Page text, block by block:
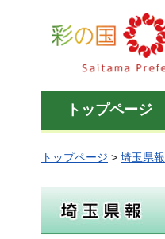
彩の国 埼玉県
トップページ
トップページ > 埼玉県報
埼玉県報